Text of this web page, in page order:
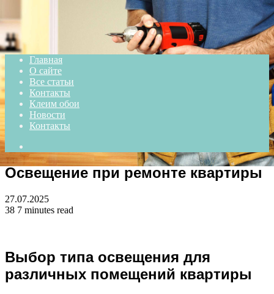
Главная
О сайте
Все статьи
Контакты
Клеим обои
Новости
Контакты
for
Освещение при ремонте квартиры
27.07.2025
38 7 minutes read
Выбор типа освещения для
различных помещений квартиры